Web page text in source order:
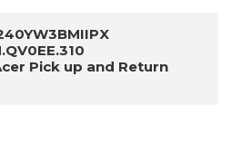
Pick up and Return